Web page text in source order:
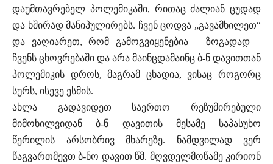
დაუმთავრებელ პოლემიკაში, რითაც ძალიან ცუდად
და ხშირად მანიპულირებს. ჩვენ ცოდვა „გავამხილეთ“
და ვაღიარეთ, რომ გამოგვიყენებია – ზოგადად –
ჩვენს ცხოვრებაში და არა მაინცდამაინც ბ-ნ დავითთან
პოლემიკის დროს, მაგრამ ცხადია, ვისაც როგორც
სურს, ისევე ესმის.
ახლა გადავიდეთ საერთო რეზუმირებული
მიმოხილვიდან ბ-ნ დავითის მესამე საპასუხო
წერილის არსობრივ მხარეზე. ნამდვილად ვერ
წაგვართმევთ ბ-ნო დავით წმ. მღვდელმოწამე კირიონ